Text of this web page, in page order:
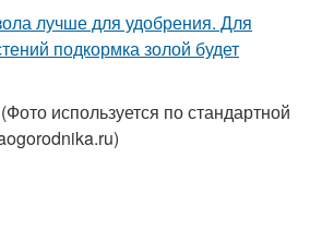
используется по стандартной